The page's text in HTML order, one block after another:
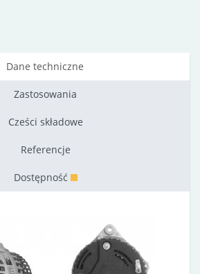
Dane techniczne
Zastosowania
Cześci składowe
Referencje
Dostępność